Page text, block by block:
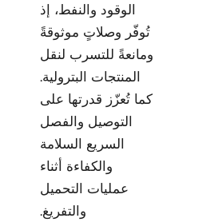
الوقود والنفط، إذ
تُوفّر وصلاتٍ موثوقةً
ومانعةً للتسرب لنقل
المنتجات البترولية.
كما تُعزّز قدرتها على
التوصيل والفصل
السريع السلامة
والكفاءة أثناء
عمليات التحميل
والتفريغ.